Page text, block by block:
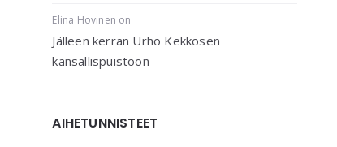
Elina Hovinen on
Jälleen kerran Urho Kekkosen
kansallispuistoon
AIHETUNNISTEET